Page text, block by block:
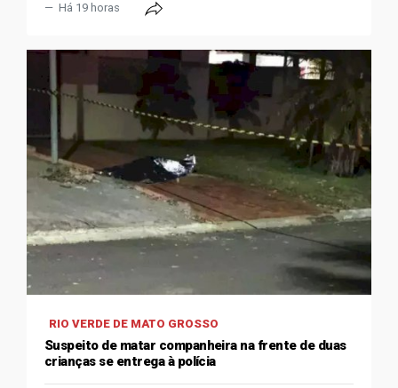
Há 19 horas
RIO VERDE DE MATO GROSSO
Suspeito de matar companheira na frente de duas
crianças se entrega à polícia